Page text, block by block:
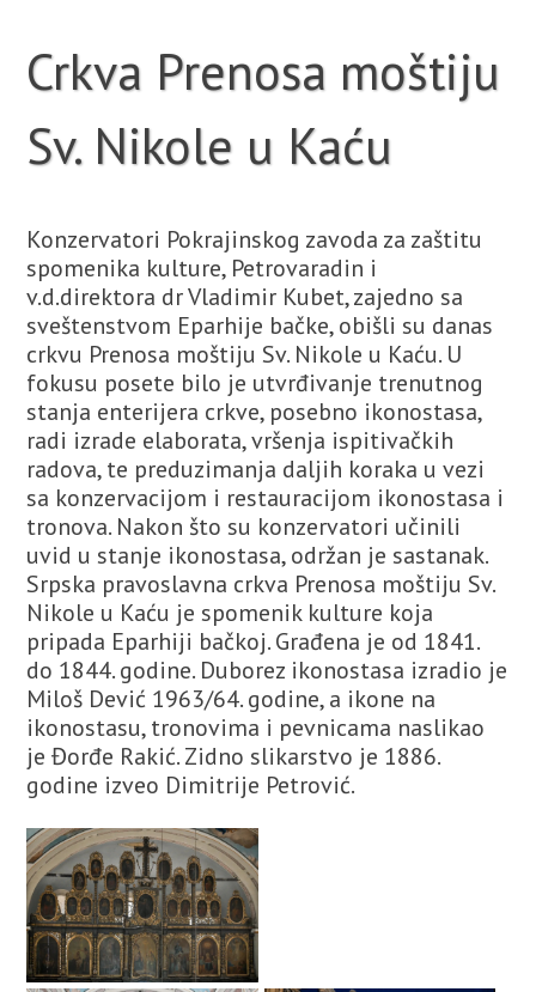
Crkva Prenosa moštiju
Sv. Nikole u Kaću
Konzervatori Pokrajinskog zavoda za zaštitu
spomenika kulture, Petrovaradin i
v.d.direktora dr Vladimir Kubet, zajedno sa
sveštenstvom Eparhije bačke, obišli su danas
crkvu Prenosa moštiju Sv. Nikole u Kaću. U
fokusu posete bilo je utvrđivanje trenutnog
stanja enterijera crkve, posebno ikonostasa,
radi izrade elaborata, vršenja ispitivačkih
radova, te preduzimanja daljih koraka u vezi
sa konzervacijom i restauracijom ikonostasa i
tronova. Nakon što su konzervatori učinili
uvid u stanje ikonostasa, održan je sastanak.
Srpska pravoslavna crkva Prenosa moštiju Sv.
Nikole u Kaću je spomenik kulture koja
pripada Eparhiji bačkoj. Građena je od 1841.
do 1844. godine. Duborez ikonostasa izradio je
Miloš Dević 1963/64. godine, a ikone na
ikonostasu, tronovima i pevnicama naslikao
je Đorđe Rakić. Zidno slikarstvo je 1886.
godine izveo Dimitrije Petrović.